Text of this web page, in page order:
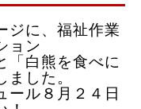
ジに、福祉作業
ョン
「白熊を食べに
した。
ール８月２４日